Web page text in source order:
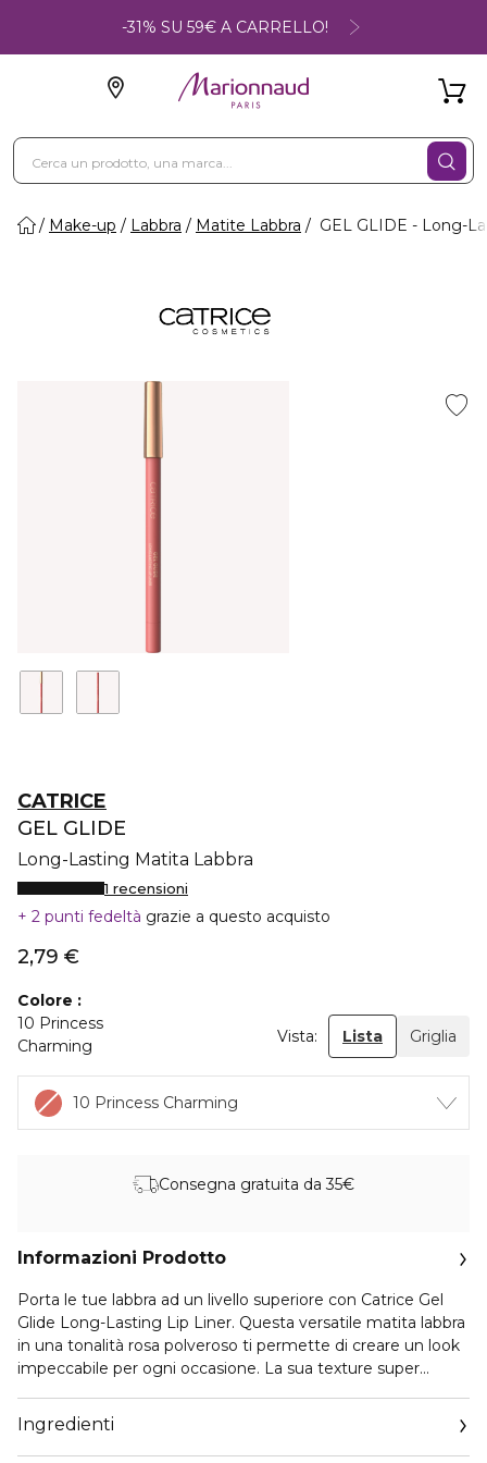
-31% SU 59€ A CARRELLO!
Make-up Labbra Matite Labbra GEL GLIDE - Long-
CATRICE
GEL GLIDE
Long-Lasting Matita Labbra
1 recensioni
2 punti fedeltà grazie a questo acquisto
2,79 €
Colore
10 Princess
Charming
Vista: Lista Griglia
10 Princess Charming
Consegna gratuita da 35€
Informazioni Prodotto
Porta le tue labbra ad un livello superiore con Catrice Gel
Glide Long-Lasting Lip Liner. Questa versatile matita labbra
in una tonalità rosa polveroso ti permette di creare un look
impeccabile per ogni occasione. La sua texture super
labbra, valorizzandone la forma e sfumando a piacere. Offre
una definizione simile al velluto che rimane per tutto il
Ingredienti